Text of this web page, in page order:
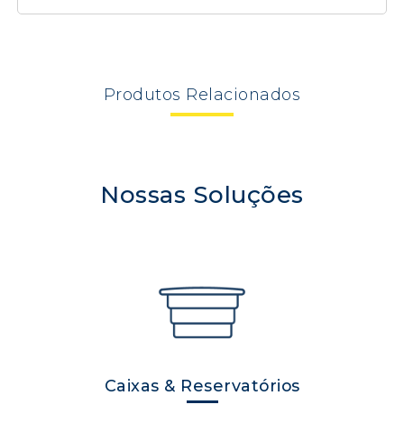
Produtos Relacionados
Nossas Soluções
Caixas & Reservatórios